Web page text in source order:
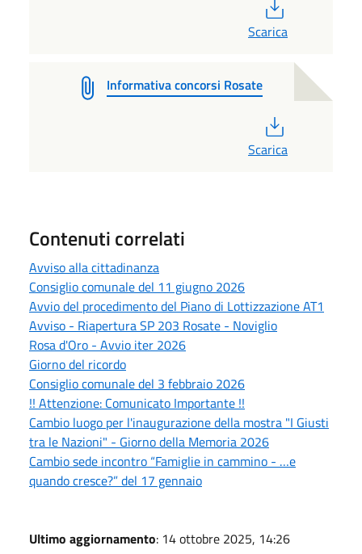
Scarica
Informativa concorsi Rosate
Scarica
Contenuti correlati
Avviso alla cittadinanza
Consiglio comunale del 11 giugno 2026
Avvio del procedimento del Piano di Lottizzazione AT1
Avviso - Riapertura SP 203 Rosate - Noviglio
Rosa d'Oro - Avvio iter 2026
Giorno del ricordo
Consiglio comunale del 3 febbraio 2026
!! Attenzione: Comunicato Importante !!
Cambio luogo per l'inaugurazione della mostra "I Giusti
tra le Nazioni" - Giorno della Memoria 2026
Cambio sede incontro “Famiglie in cammino - …e
quando cresce?” del 17 gennaio
Ultimo aggiornamento: 14 ottobre 2025, 14:26